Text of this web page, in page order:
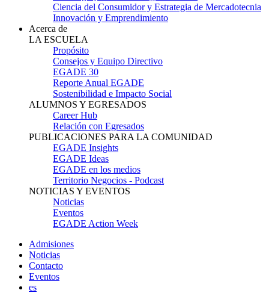
Ciencia del Consumidor y Estrategia de Mercadotecnia
Innovación y Emprendimiento
Acerca de
LA ESCUELA
Propósito
Consejos y Equipo Directivo
EGADE 30
Reporte Anual EGADE
Sostenibilidad e Impacto Social
ALUMNOS Y EGRESADOS
Career Hub
Relación con Egresados
PUBLICACIONES PARA LA COMUNIDAD
EGADE Insights
EGADE Ideas
EGADE en los medios
Territorio Negocios - Podcast
NOTICIAS Y EVENTOS
Noticias
Eventos
EGADE Action Week
Admisiones
Noticias
Contacto
Eventos
es